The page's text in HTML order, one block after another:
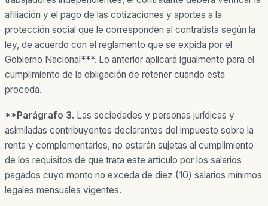
afiliación y el pago de las cotizaciones y aportes a la
protección social que le corresponden al contratista según la
ley, de acuerdo con el reglamento que se expida por el
Gobierno Nacional***. Lo anterior aplicará igualmente para el
cumplimiento de la obligación de retener cuando esta
proceda.
**Parágrafo 3. Las sociedades y personas jurídicas y
asimiladas contribuyentes declarantes del impuesto sobre la
renta y complementarios, no estarán sujetas al cumplimiento
de los requisitos de que trata este artículo por los salarios
pagados cuyo monto no exceda de diez (10) salarios mínimos
legales mensuales vigentes.